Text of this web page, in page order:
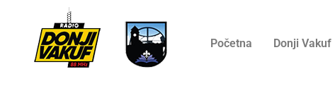
Početna Donji Vakuf